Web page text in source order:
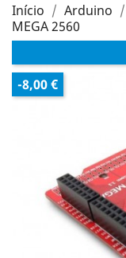
Início Arduino
MEGA 2560
-8,00 €